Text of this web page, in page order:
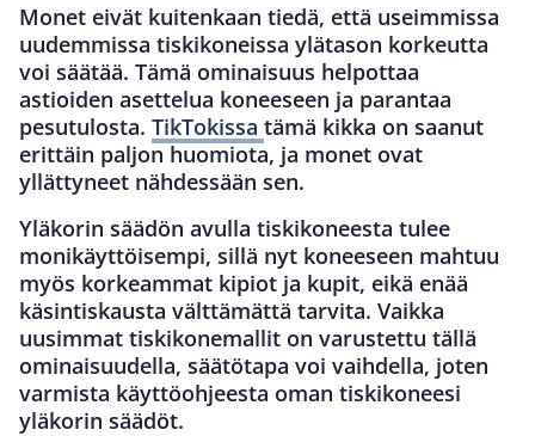
Monet eivät kuitenkaan tiedä, että useimmissa
uudemmissa tiskikoneissa ylätason korkeutta
voi säätää. Tämä ominaisuus helpottaa
astioiden asettelua koneeseen ja parantaa
pesutulosta. TikTokissa tämä kikka on saanut
erittäin paljon huomiota, ja monet ovat
yllättyneet nähdessään sen.
Yläkorin säädön avulla tiskikoneesta tulee
monikäyttöisempi, sillä nyt koneeseen mahtuu
myös korkeammat kipiot ja kupit, eikä enää
käsintiskausta välttämättä tarvita. Vaikka
uusimmat tiskikonemallit on varustettu tällä
ominaisuudella, säätötapa voi vaihdella, joten
varmista käyttöohjeesta oman tiskikoneesi
yläkorin säädöt.